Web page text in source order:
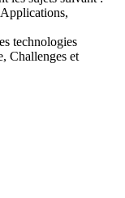
technologies
Challenges et